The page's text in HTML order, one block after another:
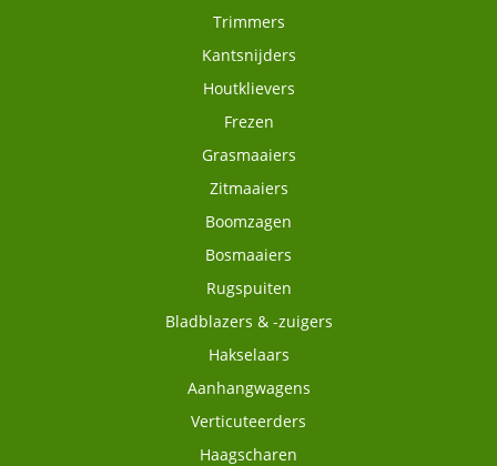
Trimmers
Kantsnijders
Houtklievers
Frezen
Grasmaaiers
Zitmaaiers
Boomzagen
Bosmaaiers
Rugspuiten
Bladblazers & -zuigers
Hakselaars
Aanhangwagens
Verticuteerders
Haagscharen